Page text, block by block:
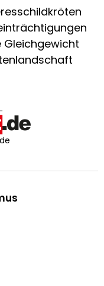
Gleichgewicht